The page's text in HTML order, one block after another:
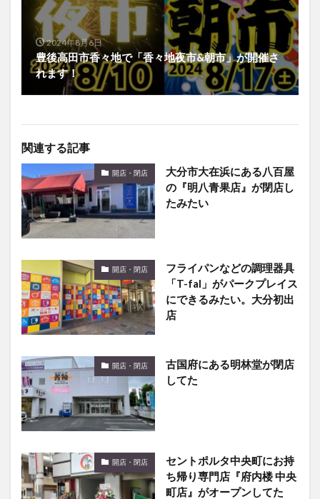
2024年8月6日
豊後高田市香々地で「香々地夜市&朝市」が開催さ
れます！
関連する記事
開店・閉店
大分市大在浜にある八百屋
の『明八青果店』が閉店し
たみたい
開店・閉店
フライパンなどの調理器具
「T-fal」がパークプレイス
にできるみたい。大分初出
店
開店・閉店
古国府にある明林堂が閉店
してた
開店・閉店
セントポルタ中央町にお持
ち帰り専門店『府内楼 中央
町店』がオープンしてた